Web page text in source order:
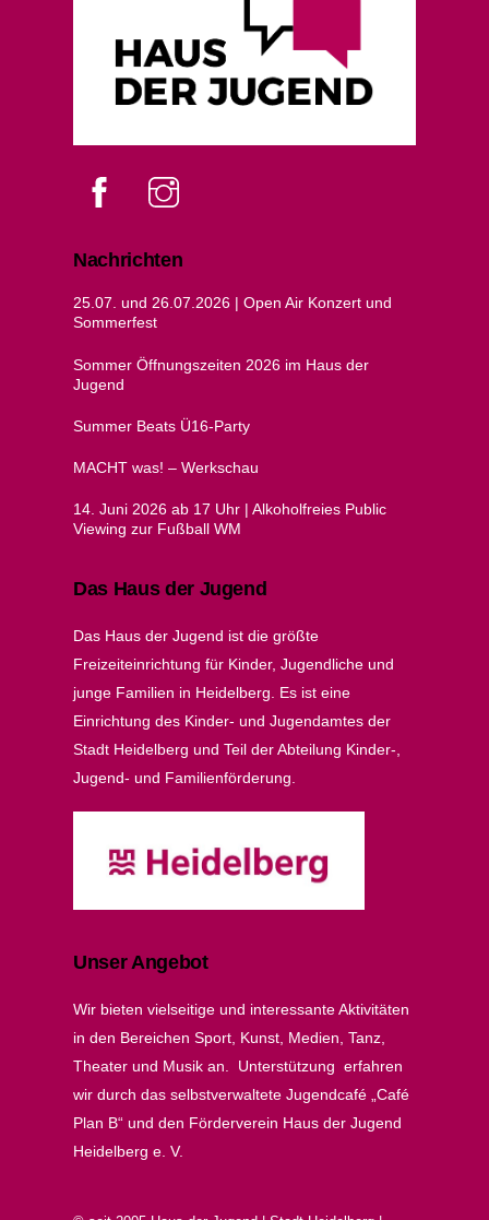
Facebook
Nachrichten
25.07. und 26.07.2026 | Open Air Konzert und
Sommerfest
Sommer Öffnungszeiten 2026 im Haus der
Jugend
Summer Beats Ü16-Party
MACHT was! – Werkschau
14. Juni 2026 ab 17 Uhr | Alkoholfreies Public
Viewing zur Fußball WM
Das Haus der Jugend
Das Haus der Jugend ist die größte
Freizeiteinrichtung für Kinder, Jugendliche und
junge Familien in Heidelberg. Es ist eine
Einrichtung des Kinder- und Jugendamtes der
Stadt Heidelberg und Teil der Abteilung Kinder-,
Jugend- und Familienförderung.
Unser Angebot
Wir bieten vielseitige und interessante Aktivitäten
in den Bereichen Sport, Kunst, Medien, Tanz,
Theater und Musik an. Unterstützung erfahren
wir durch das selbstverwaltete Jugendcafé „Café
Plan B“ und den Förderverein Haus der Jugend
Heidelberg e. V.